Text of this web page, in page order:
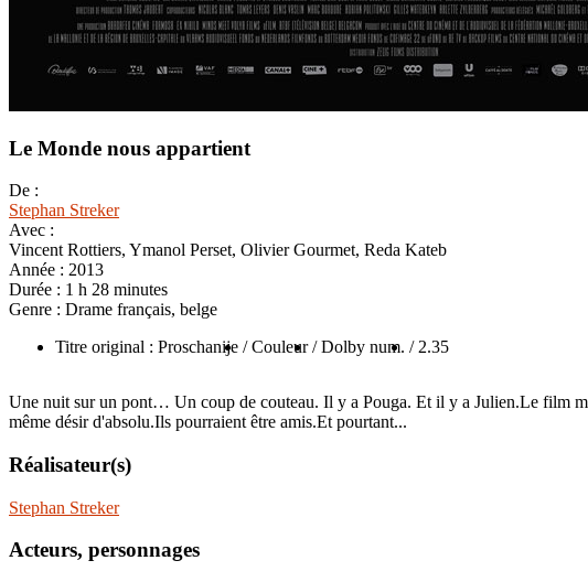
Le Monde nous appartient
De :
Stephan Streker
Avec :
Vincent Rottiers, Ymanol Perset, Olivier Gourmet, Reda Kateb
Année : 2013
Durée : 1 h 28 minutes
Genre : Drame français, belge
Titre original : Proschanije / Couleur / Dolby num. / 2.35
Une nuit sur un pont… Un coup de couteau. Il y a Pouga. Et il y a Julien.Le film
même désir d'absolu.Ils pourraient être amis.Et pourtant...
Réalisateur(s)
Stephan Streker
Acteurs, personnages